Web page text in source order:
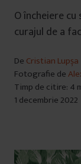
O încheiere
curajul de a
De Cristian Lupșa
Fotografie de
Timp de citire: 4
1 decembrie 2022